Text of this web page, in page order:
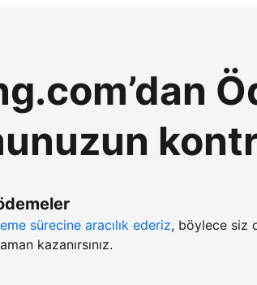
sürecine aracılık ederiz, böylece siz
kazanırsınız.